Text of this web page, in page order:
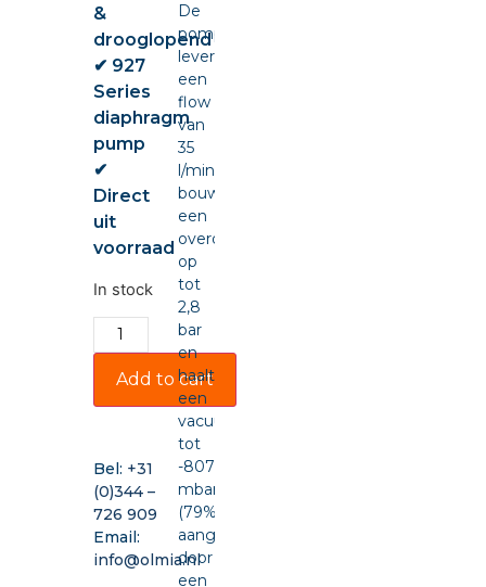
&
drooglopend
✔ 927
Series
diaphragm
pump
✔
Direct
uit
voorraad
In stock
Add to cart
Bel: +31
(0)344 –
726 909
Email:
info@olmia.nl
De
pomp
levert
een
flow
van
35
l/min,
bouwt
een
overdruk
op
tot
2,8
bar
en
haalt
een
vacuüm
tot
-807
mbar
(79%),
aangedreven
door
een